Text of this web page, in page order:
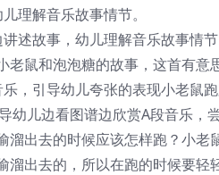
理解音乐故事情节。
述故事，幼儿理解音乐故事情节
鼠和泡泡糖的故事，这首有意
，引导幼儿夸张的表现小老鼠跑
幼儿边看图谱边欣赏A段音乐，
溜出去的时候应该怎样跑？小老
溜出去的，所以在跑的时候要